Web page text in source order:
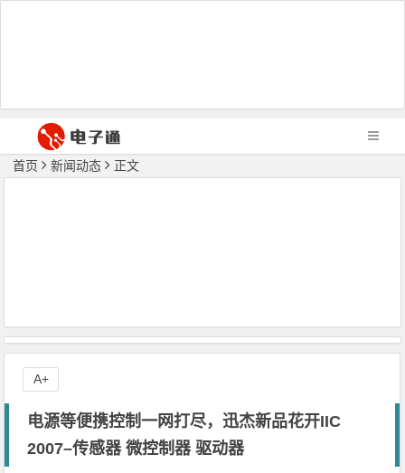
首页 新闻动态 正文
电源等便携控制一网打尽，迅杰新品花开IIC
2007–传感器 微控制器 驱动器
A+